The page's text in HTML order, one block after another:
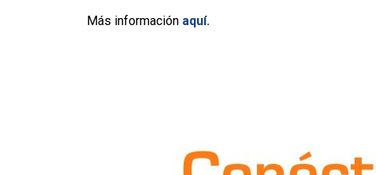
Más información aquí.